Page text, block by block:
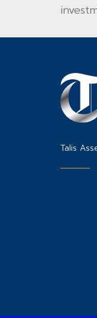
Talis